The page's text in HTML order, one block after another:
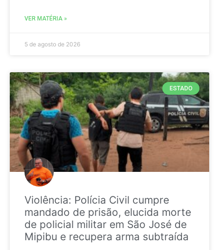
VER MATÉRIA »
5 de agosto de 2026
ESTADO
Violência: Polícia Civil cumpre
mandado de prisão, elucida morte
de policial militar em São José de
Mipibu e recupera arma subtraída